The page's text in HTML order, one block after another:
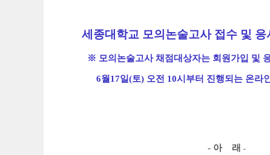
세종대학교 모의논술고사 접수 및 응
※ 모의논술고사 채점대상자는 회원가입 및
6월17일(토) 오전 10시부터 진행되는 온라
- 아 래 -